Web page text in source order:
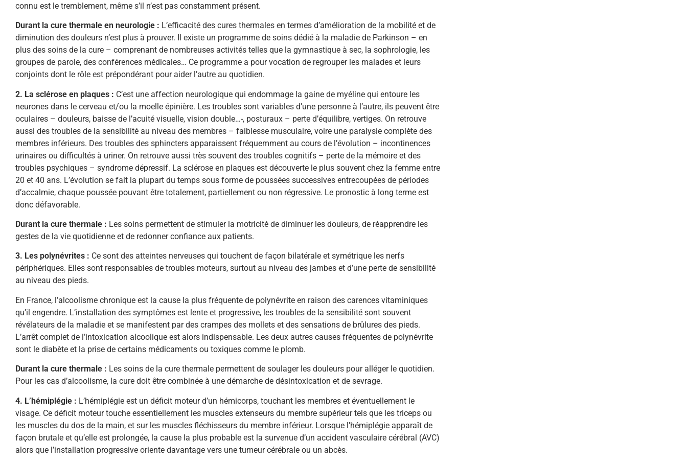
connu est le tremblement, même s’il n’est pas constamment présent.
Durant la cure thermale en neurologie : L’efficacité des cures thermales en termes d’amélioration de la mobilité et de
diminution des douleurs n’est plus à prouver. Il existe un programme de soins dédié à la maladie de Parkinson – en
plus des soins de la cure – comprenant de nombreuses activités telles que la gymnastique à sec, la sophrologie, les
groupes de parole, des conférences médicales… Ce programme a pour vocation de regrouper les malades et leurs
conjoints dont le rôle est prépondérant pour aider l’autre au quotidien.
2. La sclérose en plaques : C’est une affection neurologique qui endommage la gaine de myéline qui entoure les
neurones dans le cerveau et/ou la moelle épinière. Les troubles sont variables d’une personne à l’autre, ils peuvent être
oculaires – douleurs, baisse de l’acuité visuelle, vision double…-, posturaux – perte d’équilibre, vertiges. On retrouve
aussi des troubles de la sensibilité au niveau des membres – faiblesse musculaire, voire une paralysie complète des
membres inférieurs. Des troubles des sphincters apparaissent fréquemment au cours de l’évolution – incontinences
urinaires ou difficultés à uriner. On retrouve aussi très souvent des troubles cognitifs – perte de la mémoire et des
troubles psychiques – syndrome dépressif. La sclérose en plaques est découverte le plus souvent chez la femme entre
20 et 40 ans. L’évolution se fait la plupart du temps sous forme de poussées successives entrecoupées de périodes
d’accalmie, chaque poussée pouvant être totalement, partiellement ou non régressive. Le pronostic à long terme est
donc défavorable.
Durant la cure thermale : Les soins permettent de stimuler la motricité de diminuer les douleurs, de réapprendre les
gestes de la vie quotidienne et de redonner confiance aux patients.
3. Les polynévrites : Ce sont des atteintes nerveuses qui touchent de façon bilatérale et symétrique les nerfs
périphériques. Elles sont responsables de troubles moteurs, surtout au niveau des jambes et d’une perte de sensibilité
au niveau des pieds.
En France, l’alcoolisme chronique est la cause la plus fréquente de polynévrite en raison des carences vitaminiques
qu’il engendre. L’installation des symptômes est lente et progressive, les troubles de la sensibilité sont souvent
révélateurs de la maladie et se manifestent par des crampes des mollets et des sensations de brûlures des pieds.
L’arrêt complet de l’intoxication alcoolique est alors indispensable. Les deux autres causes fréquentes de polynévrite
sont le diabète et la prise de certains médicaments ou toxiques comme le plomb.
Durant la cure thermale : Les soins de la cure thermale permettent de soulager les douleurs pour alléger le quotidien.
Pour les cas d’alcoolisme, la cure doit être combinée à une démarche de désintoxication et de sevrage.
4. L’hémiplégie : L’hémiplégie est un déficit moteur d’un hémicorps, touchant les membres et éventuellement le
visage. Ce déficit moteur touche essentiellement les muscles extenseurs du membre supérieur tels que les triceps ou
les muscles du dos de la main, et sur les muscles fléchisseurs du membre inférieur. Lorsque l’hémiplégie apparaît de
façon brutale et qu’elle est prolongée, la cause la plus probable est la survenue d’un accident vasculaire cérébral (AVC)
alors que l’installation progressive oriente davantage vers une tumeur cérébrale ou un abcès.